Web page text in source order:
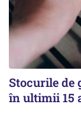
Stocurile de
în ultimii 15